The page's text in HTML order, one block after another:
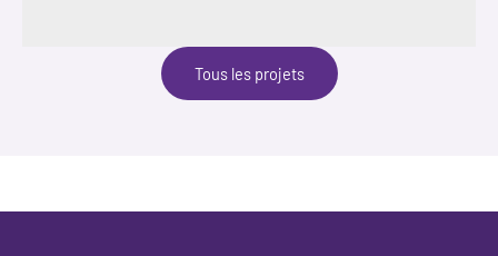
Tous les projets